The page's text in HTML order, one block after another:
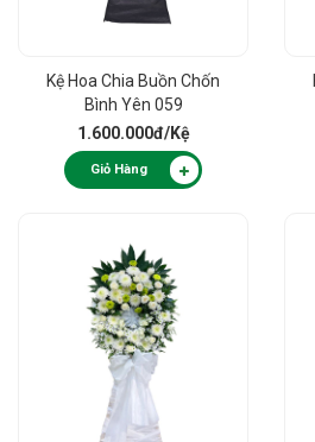
Kệ Hoa Chia Buồn Chốn
Bình Yên 059
1.600.000đ/Kệ
Giỏ Hàng